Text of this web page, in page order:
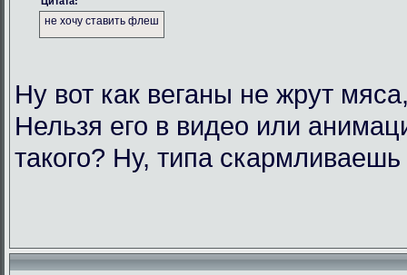
не хочу ставить флеш
Ну вот как веганы не жрут
Нельзя его в видео или
такого? Ну, типа